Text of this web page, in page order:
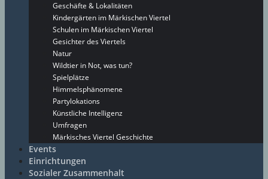
Geschäfte & Lokalitäten
Kindergärten im Märkischen Viertel
Schulen im Märkischen Viertel
Gesichter des Viertels
Natur
Wildtier in Not, was tun?
Spielplätze
Himmelsphänomene
Partylokations
Künstliche Intelligenz
Umfragen
Märkisches Viertel Geschichte
Events
Einrichtungen
Sozialer Zusammenhalt